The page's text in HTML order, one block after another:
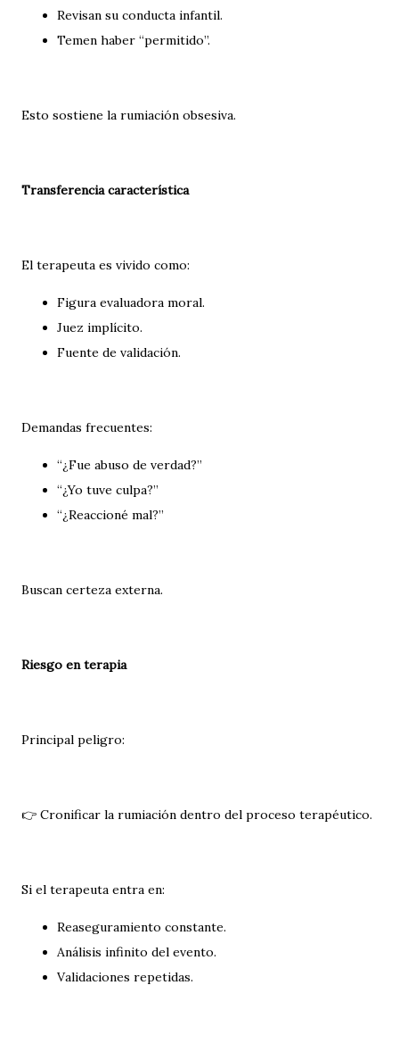
Revisan su conducta infantil.
Temen haber “permitido”.
Esto sostiene la rumiación obsesiva.
Transferencia característica
El terapeuta es vivido como:
Figura evaluadora moral.
Juez implícito.
Fuente de validación.
Demandas frecuentes:
“¿Fue abuso de verdad?”
“¿Yo tuve culpa?”
“¿Reaccioné mal?”
Buscan certeza externa.
Riesgo en terapia
Principal peligro:
👉 Cronificar la rumiación dentro del proceso terapéutico.
Si el terapeuta entra en:
Reaseguramiento constante.
Análisis infinito del evento.
Validaciones repetidas.